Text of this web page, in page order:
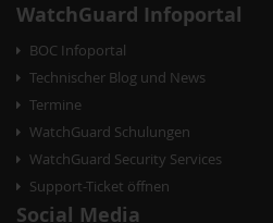
WatchGuard Infoportal
BOC Infoportal
Technischer Blog und News
Termine
WatchGuard Schulungen
WatchGuard Security Services
Support-Ticket öffnen
Social Media